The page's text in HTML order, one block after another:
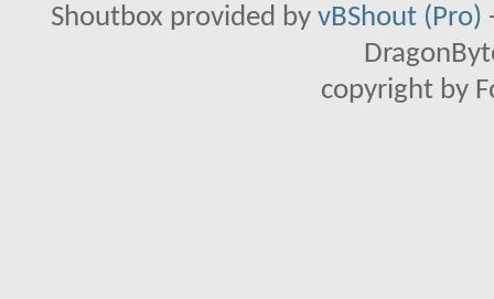
Shoutbox provided by vBShout (Pro)
copyright by